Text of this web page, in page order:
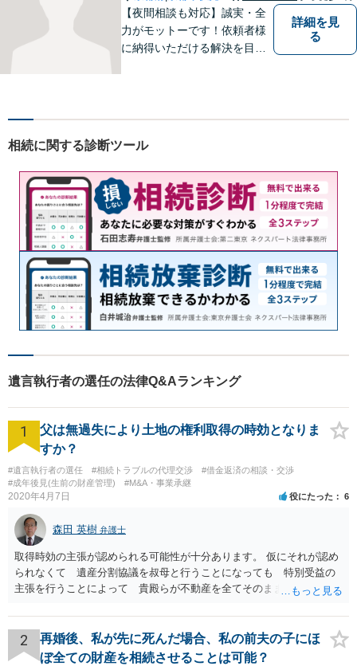
い。
【夜間相談も対応】誠実・全
力がモットーです！依頼者様
に納得いただける解決を目指
詳細を見
る
相続に関する診断ツール
遺言執行者の選任の法律Q&Aランキング
1
父は無過失により土地の権利取得の時効となりま
すか？
#遺言執行者の選任 #相続トラブルの代理交渉
#借金返済の相談・交渉
#成年後見(生前の財産管理)
#M&A・事業承継
2020年4月7日 役にたった 6
森田 英樹 弁護士
取得時効の主張が認められる可能性が十分あります。 仮にそれが認め
られなくて 遺産分割協議を叔母と行うことになっても 特別受益の
主張を行うことによって 貴殿らが不動産を全てそのまま取得できる
2
再婚後、私が先に死んだ場合、私の前夫の子にほ
ぼ全ての財産を相続させることは可能？